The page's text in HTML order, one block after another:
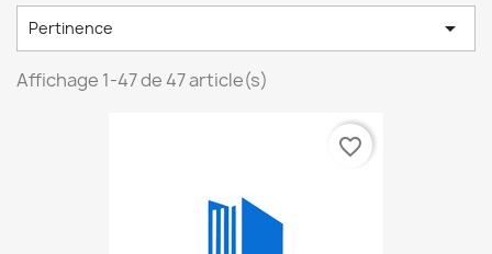
Pertinence 
Affichage 1-47 de 47 article(s)
favorite_border